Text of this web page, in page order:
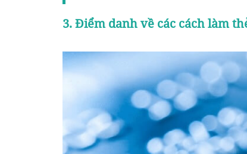
3. Điểm danh về các cách làm